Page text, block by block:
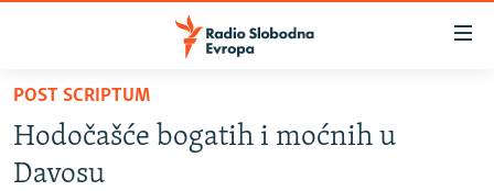
Pređite
glavni
sadržaj
VIJESTI
BOSNA I HERCEGOVINA
POST SCRIPTUM
Hodočašće bogatih i moćnih u
Davosu